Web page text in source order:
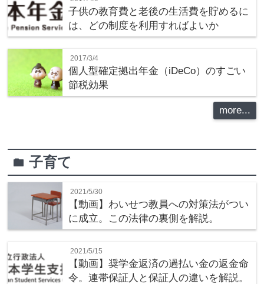
子供の教育費と老後の生活費を貯めるに
は、どの制度を利用すればよいか
2017/3/4
個人型確定拠出年金（iDeCo）のすごい
節税効果
more...
folder子育て
2021/5/30
【動画】わいせつ教員への対策法がつい
に成立。この法律の裏側を解説。
2021/5/15
【動画】奨学金返済の過払い金の返金命
令。連帯保証人と保証人の違いを解説。